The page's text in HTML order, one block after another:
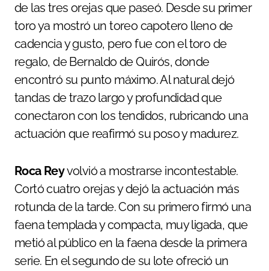
de las tres orejas que paseó. Desde su primer
toro ya mostró un toreo capotero lleno de
cadencia y gusto, pero fue con el toro de
regalo, de Bernaldo de Quirós, donde
encontró su punto máximo. Al natural dejó
tandas de trazo largo y profundidad que
conectaron con los tendidos, rubricando una
actuación que reafirmó su poso y madurez.
Roca Reyvolvió a mostrarse incontestable.
Cortó cuatro orejas y dejó la actuación más
rotunda de la tarde. Con su primero firmó una
faena templada y compacta, muy ligada, que
metió al público en la faena desde la primera
serie. En el segundo de su lote ofreció un